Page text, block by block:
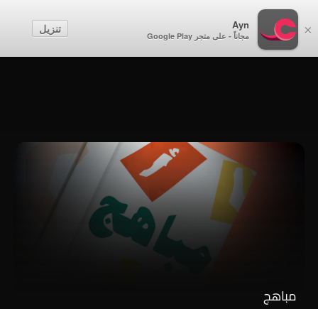
×
Ayn
مجاناً - على متجر Google Play
تنزيل
إنشاء حساب
مباهج